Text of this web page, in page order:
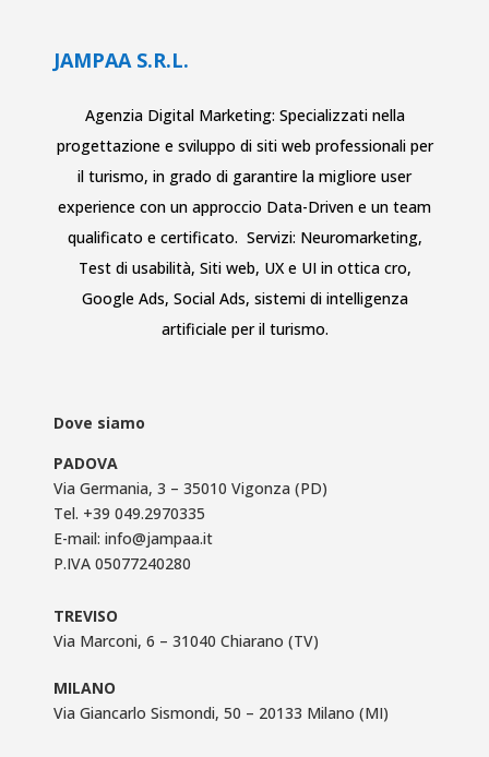
JAMPAA S.R.L.
Agenzia Digital Marketing: Specializzati nella
progettazione e sviluppo di siti web professionali per
il turismo, in grado di garantire la migliore user
experience con un approccio Data-Driven e un team
qualificato e certificato. Servizi: Neuromarketing,
Test di usabilità, Siti web, UX e UI in ottica cro,
Google Ads, Social Ads, sistemi di intelligenza
artificiale per il turismo.
Dove siamo
PADOVA
Via Germania, 3 – 35010 Vigonza (PD)
Tel. +39 049.2970335
E-mail: info@jampaa.it
P.IVA 05077240280
TREVISO
Via Marconi, 6 – 31040 Chiarano (TV)
MILANO
Via Giancarlo Sismondi, 50 – 20133 Milano (MI)